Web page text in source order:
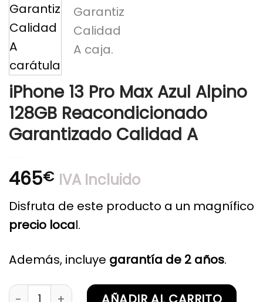
iPhone 13 Pro Max Azul Alpino
128GB Reacondicionado
Garantizado Calidad A
465€ IVA Incluido
Disfruta de este producto a un magnífico
precio local.
Además, incluye garantía de 2 años.
iPhone 13 Pro Max Azul Alpino 128GB